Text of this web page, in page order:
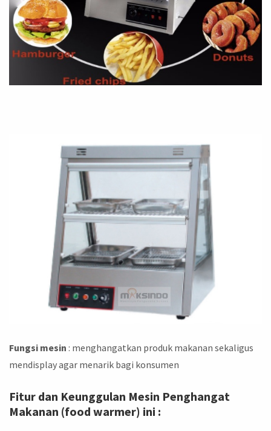
Fungsi mesin : menghangatkan produk makanan sekaligus
mendisplay agar menarik bagi konsumen
Fitur dan Keunggulan Mesin Penghangat
Makanan (food warmer) ini :